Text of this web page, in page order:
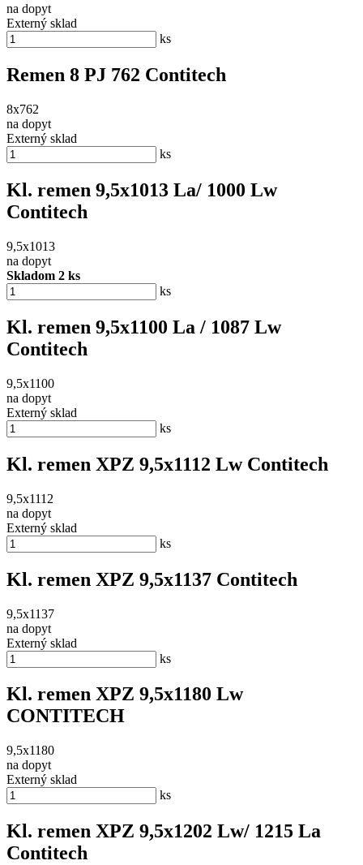
na dopyt
Externý sklad
ks
Remen 8 PJ 762 Contitech
8x762
na dopyt
Externý sklad
ks
Kl. remen 9,5x1013 La/ 1000 Lw
Contitech
9,5x1013
na dopyt
Skladom 2 ks
ks
Kl. remen 9,5x1100 La / 1087 Lw
Contitech
9,5x1100
na dopyt
Externý sklad
ks
Kl. remen XPZ 9,5x1112 Lw Contitech
9,5x1112
na dopyt
Externý sklad
ks
Kl. remen XPZ 9,5x1137 Contitech
9,5x1137
na dopyt
Externý sklad
ks
Kl. remen XPZ 9,5x1180 Lw
CONTITECH
9,5x1180
na dopyt
Externý sklad
ks
Kl. remen XPZ 9,5x1202 Lw/ 1215 La
Contitech